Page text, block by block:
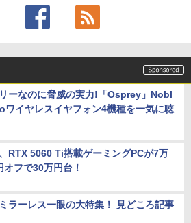
ーなのに脅威の実力!「Osprey」Nobl
ワイヤレスイヤフォン4機種を一気に聴
RTX 5060 Ti搭載ゲーミングPCが7万
オフで30万円台！
ラーレス一眼の大特集！ 見どころ記事